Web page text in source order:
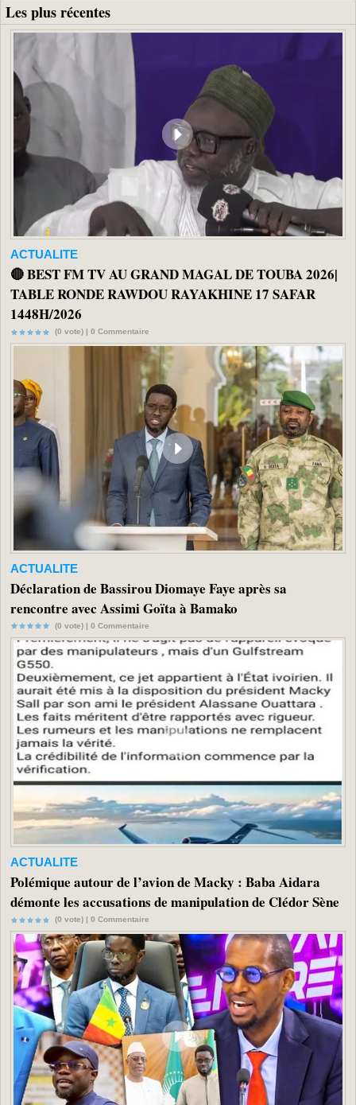
Les plus récentes
ACTUALITE
🔴 BEST FM TV AU GRAND MAGAL DE TOUBA 2026|
TABLE RONDE RAWDOU RAYAKHINE 17 SAFAR
1448H/2026
(0 vote) | 0 Commentaire
ACTUALITE
Déclaration de Bassirou Diomaye Faye après sa
rencontre avec Assimi Goïta à Bamako
(0 vote) | 0 Commentaire
ACTUALITE
Polémique autour de l’avion de Macky : Baba Aidara
démonte les accusations de manipulation de Clédor Sène
(0 vote) | 0 Commentaire